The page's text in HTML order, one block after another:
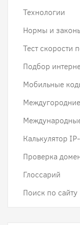
Технологии
Нормы и
Тест скорости
Подбор
Мобильные
Калькулятор
Проверка
Глоссарий
Поиск по сайту